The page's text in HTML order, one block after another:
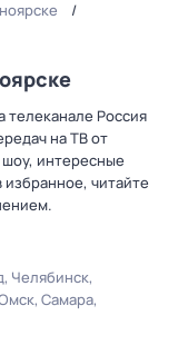
телеканале Россия
на ТВ от
интересные
читайте
Челябинск
Самара